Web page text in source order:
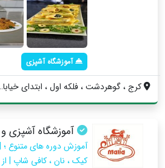
آموزشگاه آشپزی
کرج ، گوهردشت ، فلکه اول ، ابتدای خیابان...
آموزشگاه آشپزی و
آموزش دوره های متنوع ؛
کیک ، نان ، کافی شاپ | از